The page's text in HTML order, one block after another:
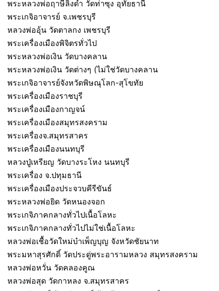
พระหลวงพ่อฤาษีลิงดำ วัดท่าซุง อุทัยธานี
พระเกจิอาจารย์ จ.เพชรบุรี
หลวงพ่ออุ้น วัดตาลกง เพชรบุรี
พระเครื่องเมืองพิจิตรทั่วไป
พระหลวงพ่อเงิน วัดบางคลาน
พระหลวงพ่อเงิน วัดต่างๆ (ไม่ใช่วัดบางคลาน
พระเกจิอาจารย์จังหวัดพิษณุโลก-สุโขทัย
พระเครื่องเมืองราชบุรี
พระเครื่องเมืองกาญจน์
พระเครื่องเมืองสมุทรสงคราม
พระเครื่องจ.สมุทรสาคร
พระเครื่องเมืองนนทบุรี
หลวงปู่เหรียญ วัดบางระโหง นนทบุรี
พระเครื่อง จ.ปทุมธานี
พระเครื่องเมืองประจวบคีรีขันธ์
พระหลวงพ่อยิด วัดหนองจอก
พระเกจิภาคกลางทั่วไปเนื้อโลหะ
พระเกจิภาคกลางทั่วไปไม่ใช่เนื้อโลหะ
หลวงพ่อเชื้อวัดใหม่บำเพ็ญบุญ จังหวัดชัยนาท
พระมหาสุรศักดิ์ วัดประดู่พระอารามหลวง สมุทรสงคราม
หลวงพ่อหวั่น วัดคลองคูณ
หลวงพ่อสุด วัดกาหลง จ.สมุทรสาคร